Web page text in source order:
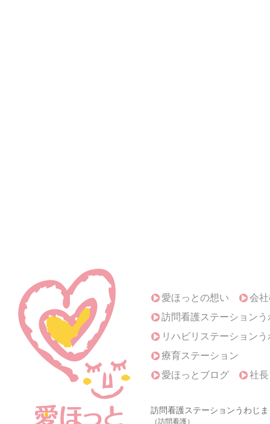
愛ほっとの想い
会
訪問看護ステーションう
リハビリステーション
療育ステーション
愛ほっとブログ
社
訪問看護ステーションうわじま
（訪問看護）